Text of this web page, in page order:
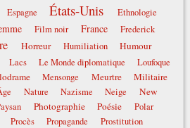
Espagne États-Unis Ethnologie
Film noir France
Frederick
Horreur Humiliation Humour
Lacs Le Monde diplomatique
Loufoque
Mensonge Meurtre Militaire
Nature Nazisme Neige
New
Photographie Poésie
Polar
Procès Propagande
Prostitution